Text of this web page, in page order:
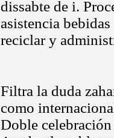
dissabte de i.
asistencia
reciclar y
Filtra la duda
como
Doble